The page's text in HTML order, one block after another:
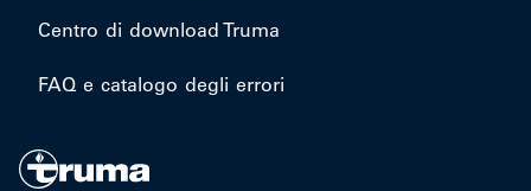
Centro di download Truma
FAQ e catalogo degli errori